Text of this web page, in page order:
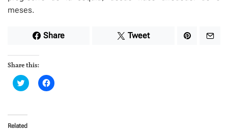
meses.
Share Tweet
Share this:
C
l
t
o
s
C
l
Related